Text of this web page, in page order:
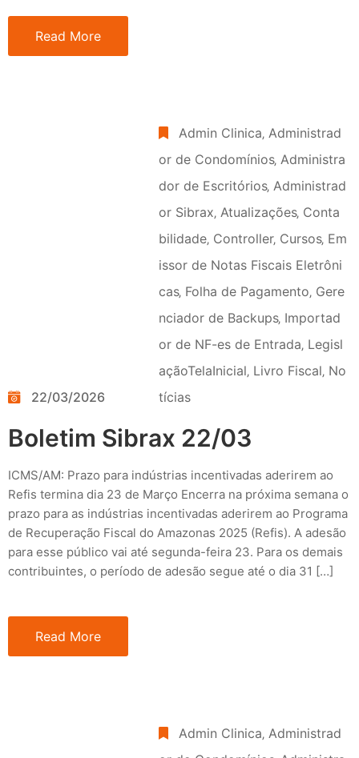
Read More
22/03/2026
Admin Clinica‚ Administrad
or de Condomínios‚ Administra
dor de Escritórios‚ Administrad
or Sibrax‚ Atualizações‚ Conta
bilidade‚ Controller‚ Cursos‚ Em
issor de Notas Fiscais Eletrôni
cas‚ Folha de Pagamento‚ Gere
nciador de Backups‚ Importad
or de NF-es de Entrada‚ Legisl
açãoTelaInicial‚ Livro Fiscal‚ No
tícias
Boletim Sibrax 22/03
ICMS/AM: Prazo para indústrias incentivadas aderirem ao
Refis termina dia 23 de Março Encerra na próxima semana o
prazo para as indústrias incentivadas aderirem ao Programa
de Recuperação Fiscal do Amazonas 2025 (Refis). A adesão
para esse público vai até segunda-feira 23. Para os demais
contribuintes, o período de adesão segue até o dia 31 […]
Read More
Admin Clinica‚ Administrad